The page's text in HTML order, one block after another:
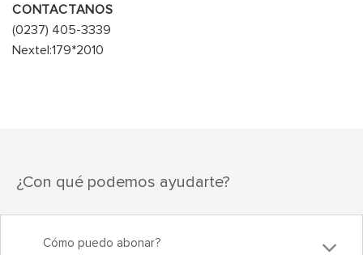
CONTACTANOS
(0237) 405-3339
Nextel:179*2010
¿Con qué podemos ayudarte?
Cómo puedo abonar?